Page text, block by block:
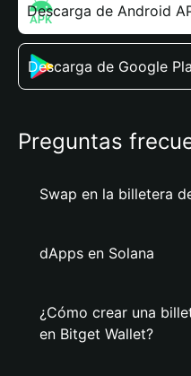
Descarga de Android
Descarga de Google
Preguntas
Swap en la billetera
dApps en Solana
¿Cómo crear una
en Bitget Wallet?